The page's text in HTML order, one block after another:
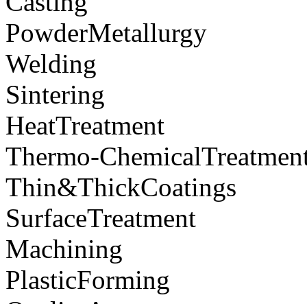
PowderMetallurgy
Welding
Sintering
HeatTreatment
Thermo-
Thin&ThickCoatings
SurfaceTreatment
Machining
PlasticForming